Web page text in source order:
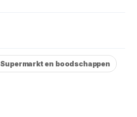
Supermarkt en boodschappen